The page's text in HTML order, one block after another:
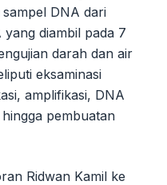
DNA dari
yang diambil pada 7
darah dan air
eksaminasi
amplifikasi, DNA
pembuatan
Ridwan Kamil ke